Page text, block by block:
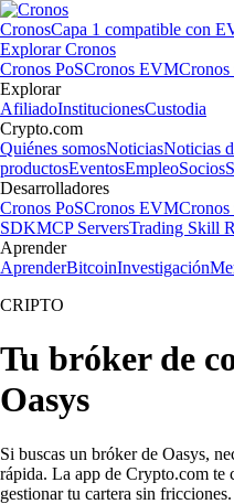
CronosCapa 1 compatible con
Explorar Cronos
Cronos PoSCronos EVM
Explorar
AfiliadoInstitucionesCustodia
Crypto.com
Quiénes somosNoticiasNoticias
productosEventosEmpleoSocios
Desarrolladores
Cronos PoSCronos EVM
SDKMCP ServersTrading Skill
Aprender
AprenderBitcoinInvestigación
CRIPTO
Tu bróker de
Oasys
Si buscas un bróker de Oasys,
rápida. La app de Crypto.com te
gestionar tu cartera sin fricciones.